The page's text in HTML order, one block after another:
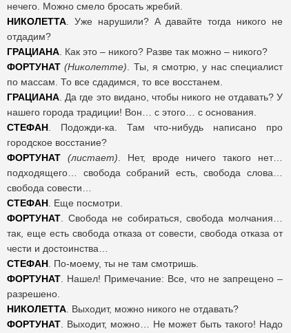
нечего. Можно смело бросать жребий.
НИКОЛЕТТА . Уже нарушили? А давайте тогда никого не
отдадим?
ГРАЦИАНА . Как это – никого? Разве так можно – никого?
ФОРТУНАТ (Николетте) . Ты, я смотрю, у нас специалист
по массам. То все сдадимся, то все восстанем.
ГРАЦИАНА . Да где это видано, чтобы никого не отдавать? У
нашего города традиции! Вон… с этого… с основания.
СТЕФАН . Подожди-ка. Там что-нибудь написано про
городское восстание?
ФОРТУНАТ
(листает) . Нет, вроде ничего такого нет…
подходящего… свобода собраний есть, свобода слова…
свобода совести…
СТЕФАН . Еще посмотри.
ФОРТУНАТ . Свобода не собираться, свобода молчания…
так, еще есть свобода отказа от совести, свобода отказа от
чести и достоинства…
СТЕФАН . По-моему, ты не там смотришь.
ФОРТУНАТ . Нашел! Примечание: Все, что не запрещено –
разрешено.
НИКОЛЕТТА . Выходит, можно никого не отдавать?
ФОРТУНАТ . Выходит, можно… Не может быть такого! Надо